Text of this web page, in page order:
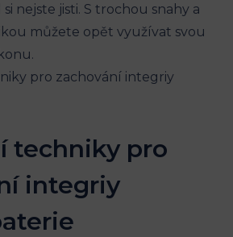
nejste jisti. S trochou snahy a
můžete opět využívat svou
techniky pro
integriy